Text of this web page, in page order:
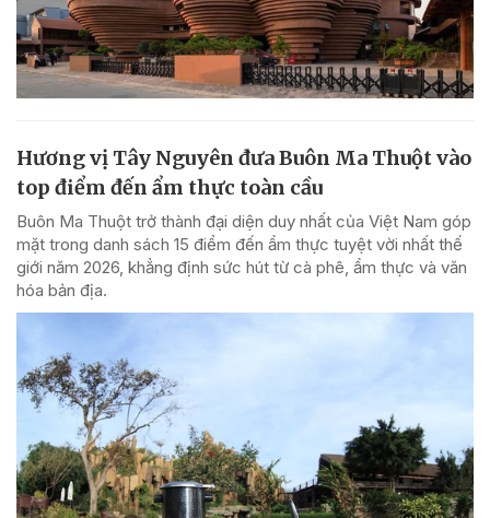
Hương vị Tây Nguyên đưa Buôn Ma Thuột vào
top điểm đến ẩm thực toàn cầu
Buôn Ma Thuột trở thành đại diện duy nhất của Việt Nam góp
mặt trong danh sách 15 điểm đến ẩm thực tuyệt vời nhất thế
giới năm 2026, khẳng định sức hút từ cà phê, ẩm thực và văn
hóa bản địa.